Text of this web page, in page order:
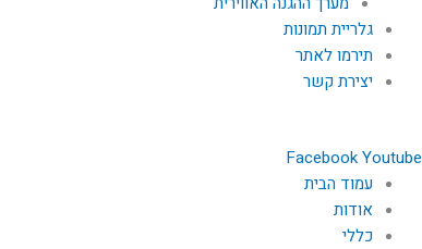
גלריית תמונות
תירמו לאתר
יצירת קשר
FacebookYoutube
עמוד הבית
אודות
כללי